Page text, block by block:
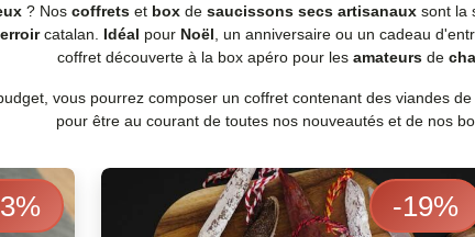
? Nos coffrets et box de saucissons secs artisanaux sont la
catalan. Idéal pour Noël , un anniversaire ou un cadeau
coffret découverte à la box apéro pour les amateursde
vous pourrez composer un coffret contenant des viandes
pour être au courant de toutes nos nouveautés et de nos
% -19%